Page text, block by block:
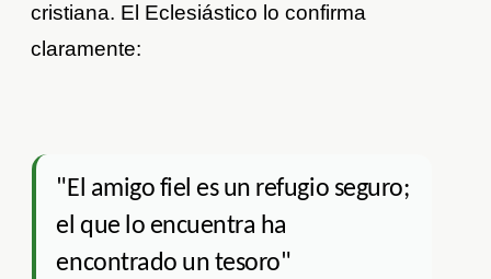
cristiana. El Eclesiástico lo confirma
claramente:
"El amigo fiel es un refugio seguro;
el que lo encuentra ha
encontrado un tesoro"